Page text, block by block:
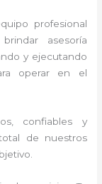
profesional
asesoría
y ejecutando
operar en el
confiables y
de nuestros